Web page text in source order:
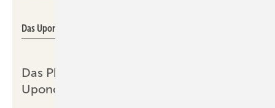
Das Uponor Photovoltaik-Projektteam.
Das Photovoltaik-Projektteam von
Uponor